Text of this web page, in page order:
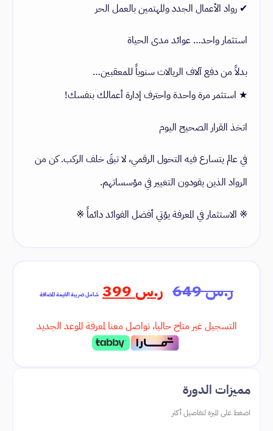
✔ رواد الأعمال الجدد والمهتمين بالعمل الحر
استثمار واحد… عوائد مدى الحياة
بدلاً من دفع آلاف الريالات سنوياً للمعقبين…
★ استثمر مرة واحدة واحترف إدارة أعمالك بنفسك!
اتخذ القرار الصحيح اليوم
في عالم يتسارع فيه التحول الرقمي، لا تبقَ خلف الركب. كن من
الرواد الذين يقودون التغيير في مؤسساتهم.
※ الاستثمار في المعرفة يؤتي أفضل الفوائد دائماً ※
ر.س649 ر.س399 شامل ضريبة القيمة المضافة
التسجيل غير متاح حاليا، تواصل معنا لمعرفة الموعد الجديد
مميزات الدورة
اضغط على الميزة لتفاصيل أكثر